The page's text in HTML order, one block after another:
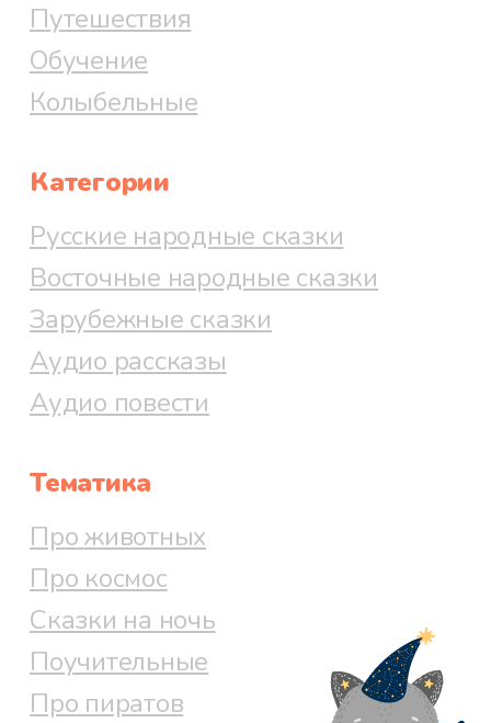
Путешествия
Обучение
Колыбельные
Категории
Русские народные сказки
Восточные народные сказки
Зарубежные сказки
Аудио рассказы
Аудио повести
Тематика
Про животных
Про космос
Сказки на ночь
Поучительные
Про пиратов